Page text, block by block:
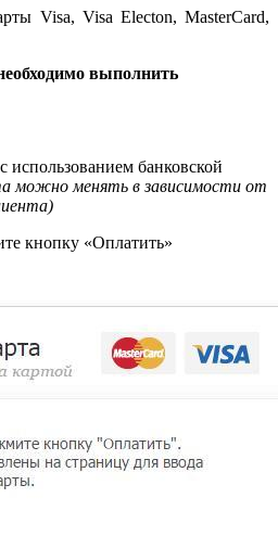
Visa, Visa Electon, MasterCard,
выполнить
использованием банковской
можно менять в зависимости от
кнопку «Оплатить»